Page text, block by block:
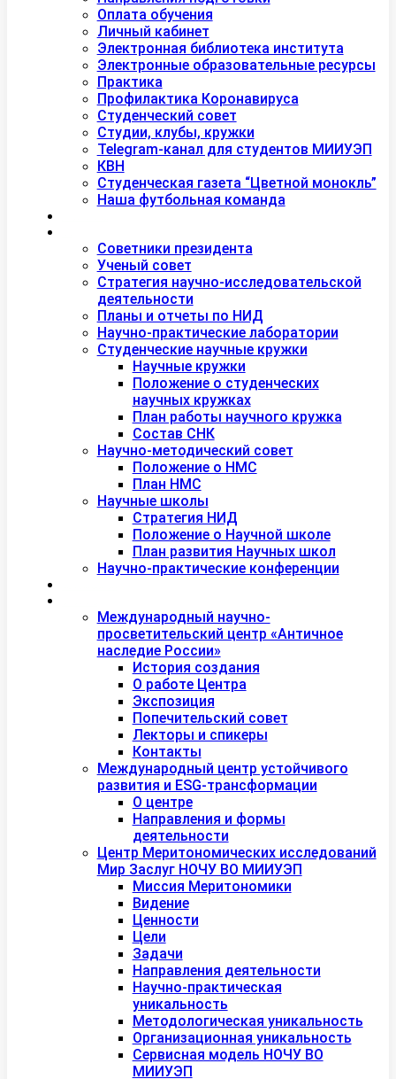
Оплата обучения
Личный кабинет
Электронная библиотека института
Электронные образовательные ресурсы
Практика
Профилактика Коронавируса
Студенческий совет
Студии, клубы, кружки
Telegram-канал для студентов МИИУЭП
КВН
Студенческая газета “Цветной монокль”
Наша футбольная команда
Советники президента
Ученый совет
Стратегия научно-исследовательской
деятельности
Планы и отчеты по НИД
Научно-практические лаборатории
Студенческие научные кружки
Научные кружки
Положение о студенческих
научных кружках
План работы научного кружка
Состав СНК
Научно-методический совет
Положение о НМС
План НМС
Научные школы
Стратегия НИД
Положение о Научной школе
План развития Научных школ
Научно-практические конференции
Международный научно-
просветительский центр «Античное
наследие России»
История создания
О работе Центра
Экспозиция
Попечительский совет
Лекторы и спикеры
Контакты
Международный центр устойчивого
развития и ESG-трансформации
О центре
Направления и формы
деятельности
Центр Меритономических исследований
Мир Заслуг НОЧУ ВО МИИУЭП
Миссия Меритономики
Видение
Ценности
Цели
Задачи
Направления деятельности
Научно-практическая
уникальность
Методологическая уникальность
Организационная уникальность
Сервисная модель НОЧУ ВО
МИИУЭП